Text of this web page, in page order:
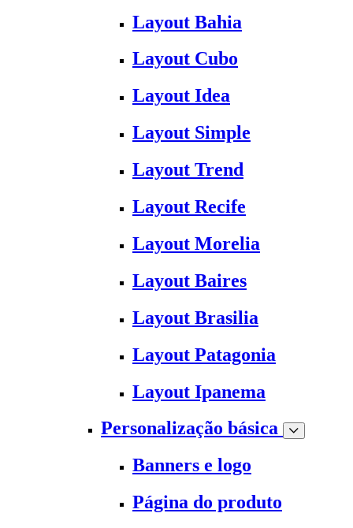
Layout Bahia
Layout Cubo
Layout Idea
Layout Simple
Layout Trend
Layout Recife
Layout Morelia
Layout Baires
Layout Brasilia
Layout Patagonia
Layout Ipanema
Personalização básica
Banners e logo
Página do produto